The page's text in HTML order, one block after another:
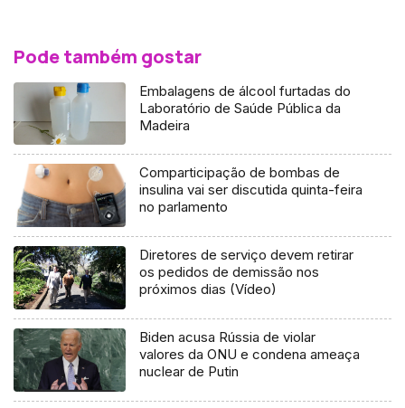
Pode também gostar
Embalagens de álcool furtadas do
Laboratório de Saúde Pública da
Madeira
Comparticipação de bombas de
insulina vai ser discutida quinta-feira
no parlamento
Diretores de serviço devem retirar
os pedidos de demissão nos
próximos dias (Vídeo)
Biden acusa Rússia de violar
valores da ONU e condena ameaça
nuclear de Putin